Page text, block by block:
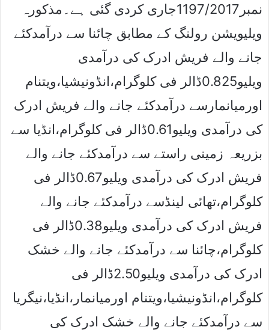
نمبر1197/2017جاری کردی گئی ہے۔مذکورہ
ویلیویشن رولنگ کے مطابق چائنا سے درآمدکئے
جانے والے فریش ادرک کی درآمدی
ویلیو0.825ڈالر فی کلوگرام،انڈونیشیا،ویتنام
اورمیانمارسے درآمدکئے جانے والے فریش ادرک
کی درآمدی ویلیو0.61ڈالر فی کلوگرام،انڈیا سے
بزریعہ زمینی راستے سے درآمدکئے جانے والے
فریش ادرک کی درآمدی ویلیو0.67ڈالر فی
کلوگرام،تھائی لینڈسے درآمدکئے جانے والے
فریش ادرک کی درآمدی ویلیو0.38ڈالر فی
کلوگرام،چائنا سے درآمدکئے جانے والے خشک
ادرک کی درآمدی ویلیو2.50ڈالر فی
کلوگرام،انڈونیشیا،ویتنام اورمیانمار،انڈیا،نیگریا
سے درآمدکئے جانے والے خشک ادرک کی